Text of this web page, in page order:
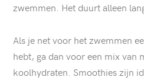
zwemmen. Het duurt alleen
Als je net voor het zwemmen
hebt, ga dan voor een mix van
koolhydraten. Smoothies zijn